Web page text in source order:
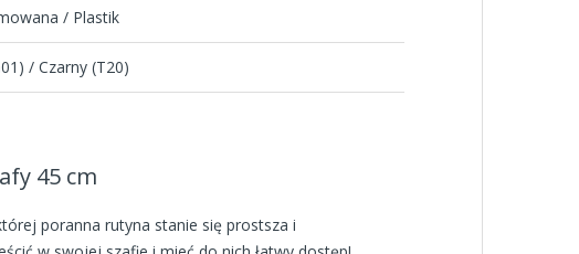
/ Plastik
/ Czarny (T20)
45 cm
poranna rutyna stanie się prostsza i